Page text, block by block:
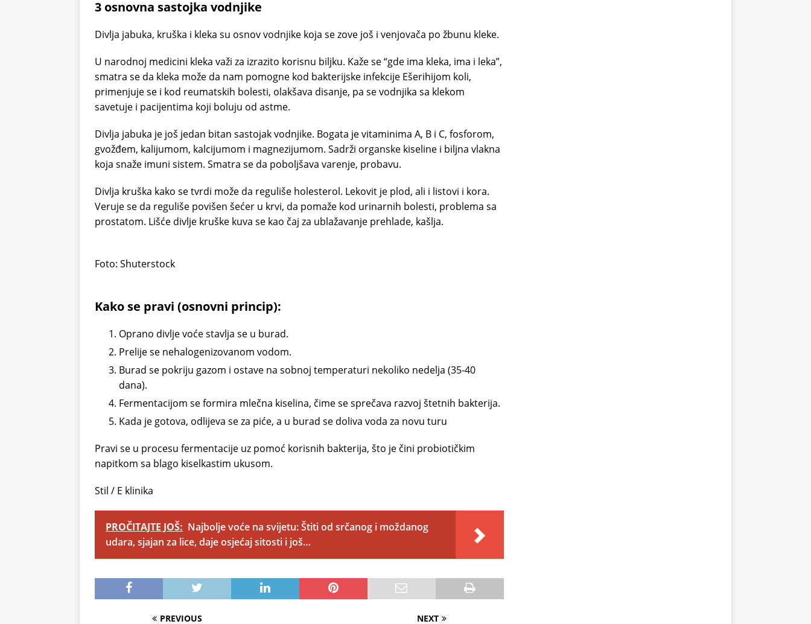
3 osnovna sastojka vodnjike
Divlja jabuka, kruška i kleka su osnov vodnjike koja se zove još i venjovača po žbunu kleke.
U narodnoj medicini kleka važi za izrazito korisnu biljku. Kaže se “gde ima kleka, ima i leka”,
smatra se da kleka može da nam pomogne kod bakterijske infekcije Ešerihijom koli,
primenjuje se i kod reumatskih bolesti, olakšava disanje, pa se vodnjika sa klekom
savetuje i pacijentima koji boluju od astme.
Divlja jabuka je još jedan bitan sastojak vodnjike. Bogata je vitaminima A, B i C, fosforom,
gvožđem, kalijumom, kalcijumom i magnezijumom. Sadrži organske kiseline i biljna vlakna
koja snaže imuni sistem. Smatra se da poboljšava varenje, probavu.
Divlja kruška kako se tvrdi može da reguliše holesterol. Lekovit je plod, ali i listovi i kora.
Veruje se da reguliše povišen šećer u krvi, da pomaže kod urinarnih bolesti, problema sa
prostatom. Lišće divlje kruške kuva se kao čaj za ublažavanje prehlade, kašlja.
Foto: Shuterstock
Kako se pravi (osnovni princip):
Oprano divlje voće stavlja se u burad.
Prelije se nehalogenizovanom vodom.
Burad se pokriju gazom i ostave na sobnoj temperaturi nekoliko nedelja (35-40
dana).
Fermentacijom se formira mlečna kiselina, čime se sprečava razvoj štetnih bakterija.
Kada je gotova, odlijeva se za piće, a u burad se doliva voda za novu turu
Pravi se u procesu fermentacije uz pomoć korisnih bakterija, što je čini probiotičkim
napitkom sa blago kiselkastim ukusom.
Stil / E klinika
PROČITAJTE JOŠ: Najbolje voće na svijetu: Štiti od srčanog i moždanog
udara, sjajan za lice, daje osjećaj sitosti i još…
PREVIOUS NEXT